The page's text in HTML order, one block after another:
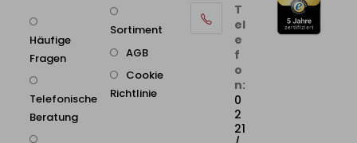
Häufige
Fragen
Telefonische
Beratung
Sortiment
AGB
Cookie
Richtlinie
T
el
e
f
o
n:
0
2
21